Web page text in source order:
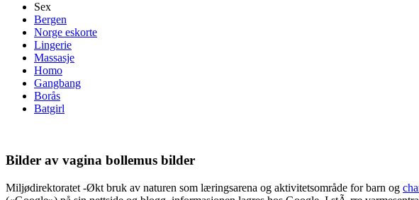
Sex
Bergen
Norge eskorte
Lingerie
Massasje
Homo
Gangbang
Borås
Batgirl
Bilder av vagina bollemus bilder
Miljødirektoratet -Økt bruk av naturen som læringsarena og aktivitetsområde for barn og